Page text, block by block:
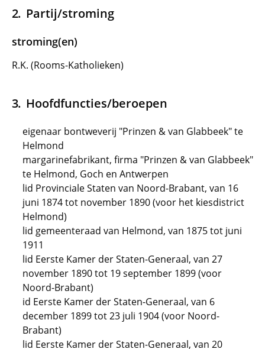
Partij/stroming
stroming(en)
R.K. (Rooms-Katholieken)
Hoofdfuncties/beroepen
eigenaar bontweverij "Prinzen & van Glabbeek" te
Helmond
margarinefabrikant, firma "Prinzen & van Glabbeek"
te Helmond, Goch en Antwerpen
lid Provinciale Staten van Noord-Brabant, van 16
juni 1874 tot november 1890 (voor het kiesdistrict
Helmond)
lid gemeenteraad van Helmond, van 1875 tot juni
1911
lid Eerste Kamer der Staten-Generaal, van 27
november 1890 tot 19 september 1899 (voor
Noord-Brabant)
id Eerste Kamer der Staten-Generaal, van 6
december 1899 tot 23 juli 1904 (voor Noord-
Brabant)
lid Eerste Kamer der Staten-Generaal, van 20